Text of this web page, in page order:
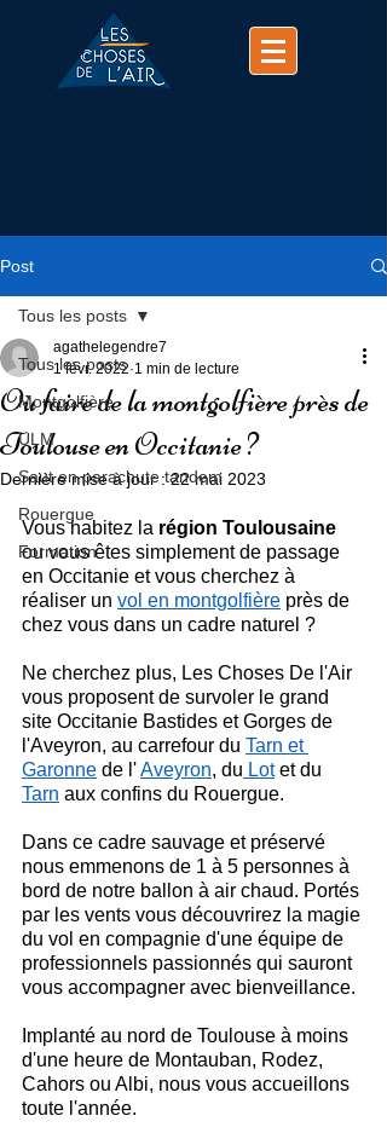
Post
Tous les posts
Montgolfière
ULM
Saut en parachute tandem
Rouergue
Formation
Tous les posts
Où faire de la montgolfière près de
Toulouse en Occitanie ?
agathelegendre7
1 févr. 2022 1 min de lecture
Dernière mise à jour :22 mai 2023
Vous habitez la région Toulousaine
ou vous êtes simplement de passage
en Occitanie et vous cherchez à
réaliser un vol en montgolfière près de
chez vous dans un cadre naturel ?
Ne cherchez plus, Les Choses De l'Air
vous proposent de survoler le grand
site Occitanie Bastides et Gorges de
l'Aveyron, au carrefour du Tarn et
Garonne de l' Aveyron, du Lot et du
Tarn aux confins du Rouergue.
Dans ce cadre sauvage et préservé
nous emmenons de 1 à 5 personnes à
bord de notre ballon à air chaud. Portés
par les vents vous découvrirez la magie
du vol en compagnie d'une équipe de
professionnels passionnés qui sauront
vous accompagner avec bienveillance.
Implanté au nord de Toulouse à moins
d'une heure de Montauban, Rodez,
Cahors ou Albi, nous vous accueillons
toute l'année.